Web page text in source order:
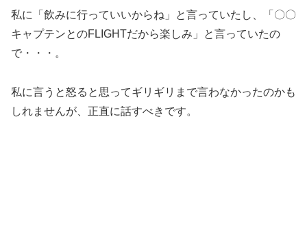
私に「飲みに行っていいからね」と言っていたし、「〇〇
キャプテンとのFLIGHTだから楽しみ」と言っていたの
で・・・。
私に言うと怒ると思ってギリギリまで言わなかったのかも
しれませんが、正直に話すべきです。